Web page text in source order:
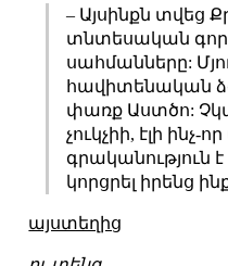
– Այսինքն տվեց
տնտեսական
սահմանները:
հավիտենական
փառք Աստծո:
չուկչիի, էլի
գրականություն
կորցրել իրենց
այստեղից